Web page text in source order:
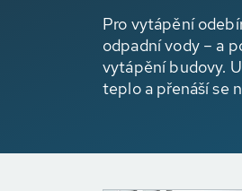
Pro vytápění
odpadní vody – a
vytápění budovy.
teplo a přenáší se